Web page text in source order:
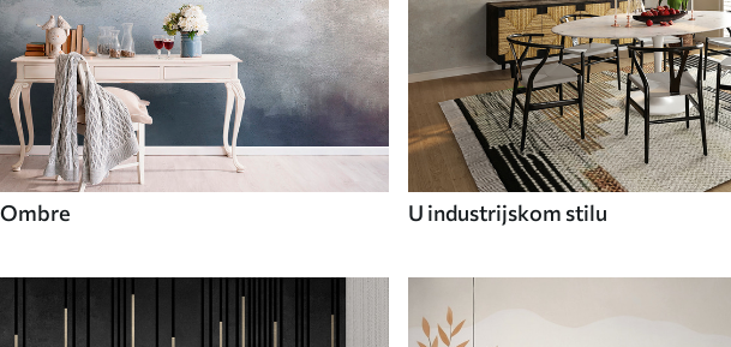
Ombre U industrijskom stilu